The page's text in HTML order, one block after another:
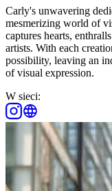
Carly's unwavering
mesmerizing world of
captures hearts,
artists. With each
possibility, leaving an
of visual expression.
W sieci: